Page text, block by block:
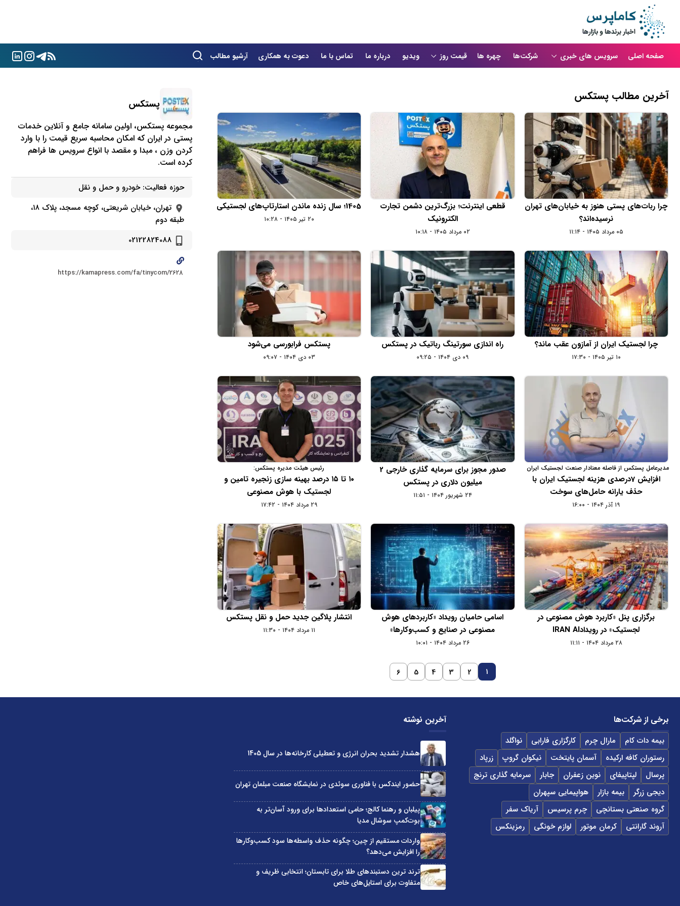
صفحه اصلی سرویس های خبری شرکت‌ها چهره ها قیمت روز ویدیو درباره ما تماس با ما دعوت به همکاری آرشیو مطالب
آخرین مطالب پستکس
چرا ربات‌های پستی هنوز به خیابان‌های تهران
نرسیده‌اند؟
۰۵ مرداد ۱۴۰۵ - ۱۱:۱۴
قطعی اینترنت؛ بزرگ‌ترین دشمن تجارت
الکترونیک
۰۲ مرداد ۱۴۰۵ - ۱۰:۱۸
1405؛ سال زنده ماندن استارتاپ‌های لجستیکی
۲۰ تیر ۱۴۰۵ - ۱۰:۲۸
چرا لجستیک ایران از آمازون عقب ماند؟
۱۰ تیر ۱۴۰۵ - ۱۷:۳۰
راه اندازی سورتینگ رباتیک در پستکس
۰۹ دی ۱۴۰۴ - ۰۹:۲۵
پستکس فرابورسی می‌شود
۰۳ دی ۱۴۰۴ - ۰۹:۰۷
مدیرعامل پستکس از فاصله معنادار صنعت لجستیک ایران
و جهان گفت
افزایش 7درصدی هزینه لجستیک ایران با
حذف یارانه حامل‌های سوخت
۱۹ آذر ۱۴۰۴ - ۱۶:۰۰
صدور مجوز برای سرمایه گذاری خارجی 2
میلیون دلاری در پستکس
۲۴ شهریور ۱۴۰۴ - ۱۱:۵۱
رئیس هیئت مدیره پستکس:
۱۰ تا ۱۵ درصد بهینه‌ سازی زنجیره تامین و
لجستیک با هوش مصنوعی
۲۹ مرداد ۱۴۰۴ - ۱۷:۴۲
برگزاری پنل «کاربرد هوش مصنوعی در
لجستیک» در رویدادIRAN AI
۲۸ مرداد ۱۴۰۴ - ۱۱:۱۱
اسامی حامیان رویداد «کاربردهای هوش
مصنوعی در صنایع و کسب‌وکارها»
۲۶ مرداد ۱۴۰۴ - ۱۰:۰۱
انتشار پلاگین جدید حمل‌ و نقل پستکس
۱۱ مرداد ۱۴۰۴ - ۱۱:۳۰
1
2
3
4
5
6
پستکس
مجموعه پستکس، اولین سامانه جامع و آنلاین خدمات
پستی در ایران که امکان محاسبه سریع قیمت را با وارد
کردن وزن ، مبدا و مقصد با انواع سرویس ها فراهم
کرده است.
حوزه فعالیت:خودرو و حمل و نقل
تهران، خیابان شریعتی، کوچه مسجد، پلاک ۱۸،
طبقه دوم
02122824088
برخی از شرکت‌ها
بیمه دات کام مارال چرم کارگزاری فارابی
نواگلد
رستوران کافه ارکیده
آسمان پایتخت نیکوان گروپ
زرپاد
پرسال
لپتاپیفای نوین زعفران جابار
سرمایه گذاری ترنج
دیجی زرگر
بیمه بازار
هواپیمایی سپهران
گروه صنعتی بستانچی
چرم پرسیس
آریاک سفر
آروند گارانتی
کرمان موتور لوازم خونگی رمزینکس
آخرین نوشته
هشدار تشدید بحران انرژی و تعطیلی کارخانه‌ها در سال 1405
حضور ایندکس با فناوری سوئدی در نمایشگاه صنعت مبلمان تهران
پیلبان و رهنما کالج؛ حامی استعدادها برای ورود آسان‌تر به
بوت‌کمپ سوشال مدیا
واردات مستقیم از چین؛ چگونه حذف واسطه‌ها سود کسب‌وکارها
را افزایش می‌دهد؟
ترند ترین دستبندهای طلا برای تابستان؛ انتخابی ظریف و
متفاوت برای استایل‌های خاص